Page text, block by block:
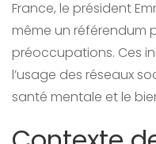
France, le président
même un référendum
préoccupations. Ces
l’usage des réseaux
santé mentale et le